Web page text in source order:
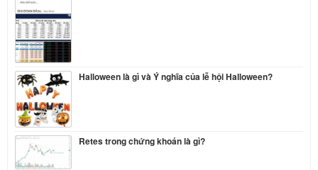
Halloween là gì và Ý nghĩa của lễ hội Halloween?
Retes trong chứng khoán là gì?